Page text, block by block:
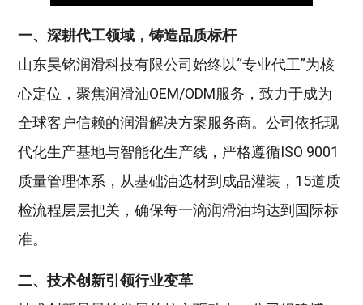
一、深耕代工领域，铸造品质标杆
山东昊铭润滑科技有限公司始终以“专业代工”为核
心定位，聚焦润滑油OEM/ODM服务，致力于成为
全球客户信赖的润滑解决方案服务商‌。公司依托现
代化生产基地与智能化生产线，严格遵循ISO 9001
质量管理体系，从基础油选材到成品灌装，15道质
检流程层层把关，确保每一滴润滑油均达到国际标
准‌。
二、技术创新引领行业变革